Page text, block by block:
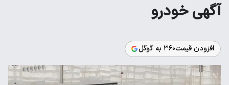
آگهی خودرو
افزودن قیمت۳۶۰ به گوگل